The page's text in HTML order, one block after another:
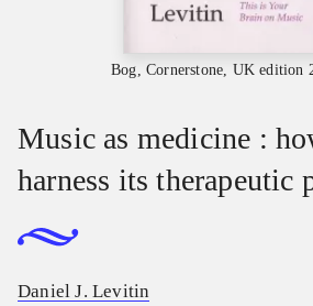
Bog, Cornerstone, UK edition
Music as medicine :
harness its therapeutic
Daniel J. Levitin